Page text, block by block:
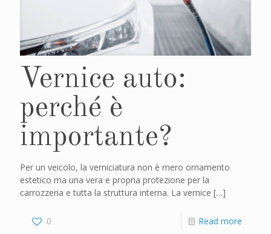
Vernice auto:
perché è
importante?
Per un veicolo, la verniciatura non è mero ornamento
estetico ma una vera e propria protezione per la
carrozzeria e tutta la struttura interna. La vernice […]
0 Read more